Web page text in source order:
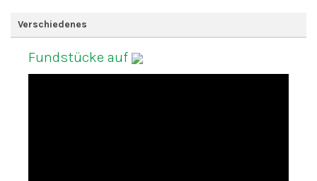
Verschiedenes
Fundstücke auf